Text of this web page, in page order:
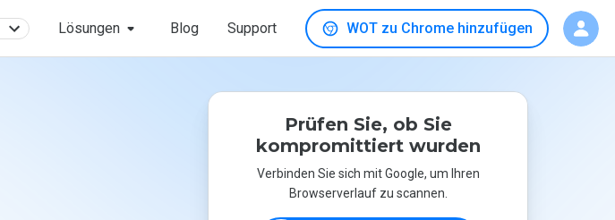
Lösungen Blog Support WOT zu Chrome hinzufügen
Prüfen Sie, ob Sie
kompromittiert wurden
Verbinden Sie sich mit Google, um Ihren
Browserverlauf zu scannen.